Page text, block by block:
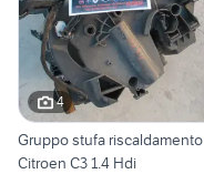
4
Gruppo stufa riscaldamento
Citroen C3 1.4 Hdi